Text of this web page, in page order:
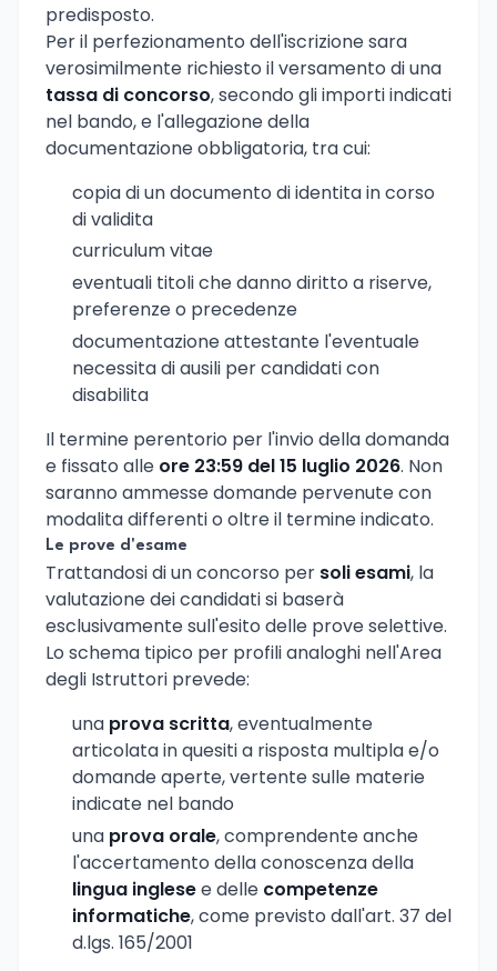
predisposto.
Per il perfezionamento dell'iscrizione sara
verosimilmente richiesto il versamento di una
tassa di concorso, secondo gli importi indicati
nel bando, e l'allegazione della
documentazione obbligatoria, tra cui:
copia di un documento di identita in corso
di validita
curriculum vitae
eventuali titoli che danno diritto a riserve,
preferenze o precedenze
documentazione attestante l'eventuale
necessita di ausili per candidati con
disabilita
Il termine perentorio per l'invio della domanda
e fissato alle ore 23:59 del 15 luglio 2026. Non
saranno ammesse domande pervenute con
modalita differenti o oltre il termine indicato.
Le prove d'esame
Trattandosi di un concorso per soli esami, la
valutazione dei candidati si baserà
esclusivamente sull'esito delle prove selettive.
Lo schema tipico per profili analoghi nell'Area
degli Istruttori prevede:
una prova scritta, eventualmente
articolata in quesiti a risposta multipla e/o
domande aperte, vertente sulle materie
indicate nel bando
una prova orale, comprendente anche
l'accertamento della conoscenza della
lingua inglesee delle competenze
informatiche, come previsto dall'art. 37 del
d.lgs. 165/2001